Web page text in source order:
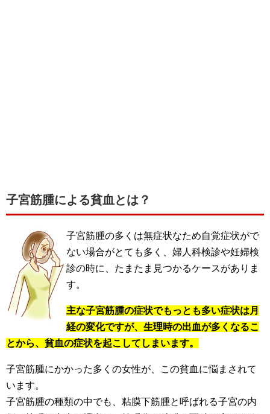
子宮筋腫による貧血とは？
子宮筋腫の多くは無症状なため自覚症状がで
ない場合がとても多く、婦人科検診や妊婦検
診の時に、たまたま見つかるケースがありま
す。
主な子宮筋腫の症状でもっとも多い症状は月
経の変化ですが、生理時の出血が多くなるこ
とから、貧血の症状を起こしてしまいます。
子宮筋腫にかかった多くの女性が、この貧血に悩まされて
います。
子宮筋腫の種類の中でも、粘膜下筋腫と呼ばれる子宮の内